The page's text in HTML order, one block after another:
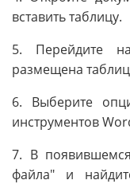
вставить таблицу.
5. Перейдите
размещена
6. Выберите
инструментов
7. В
файла" и